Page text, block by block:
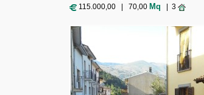
115.000,00 | 70,00 Mq | 3